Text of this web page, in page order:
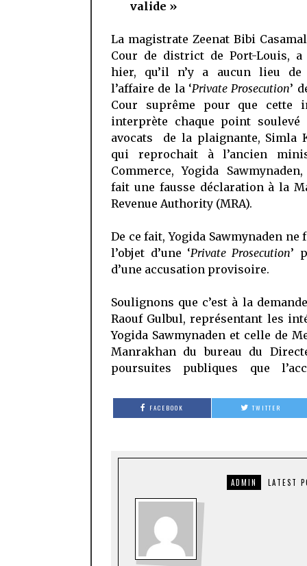
valide »
La magistrate Zeenat Bibi
Cour de district de Port-Louis, a
hier, qu’il n’y a aucun lieu de
l’affaire de la ‘Private Prosecution’
Cour suprême pour que cette
interprète chaque point soulevé
avocats de la plaignante, Simla
qui reprochait à l’ancien
Commerce, Yogida Sawmynaden,
fait une fausse déclaration à la
Revenue Authority (MRA).
De ce fait, Yogida Sawmynaden ne
l’objet d’une ‘Private Prosecution’
d’une accusation provisoire.
Soulignons que c’est à la
Raouf Gulbul, représentant les
Yogida Sawmynaden et celle de
Manrakhan du bureau du
poursuites publiques que
FACEBOOK TWITTER
ADMIN LATEST